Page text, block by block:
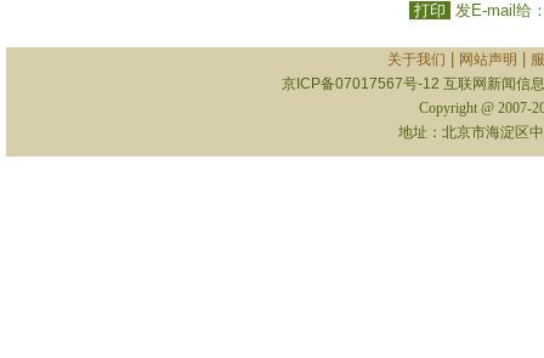
打印 发E-mail给
关于我们 网站声明
京ICP备07017567号-12 互联网新闻信
Copyright @ 2007-
地址：北京市海淀区